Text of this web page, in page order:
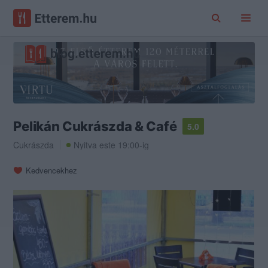
Pelikán Cukrászda & Café
5.0
Cukrászda
Nyitva este 19:00-ig
Kedvencekhez